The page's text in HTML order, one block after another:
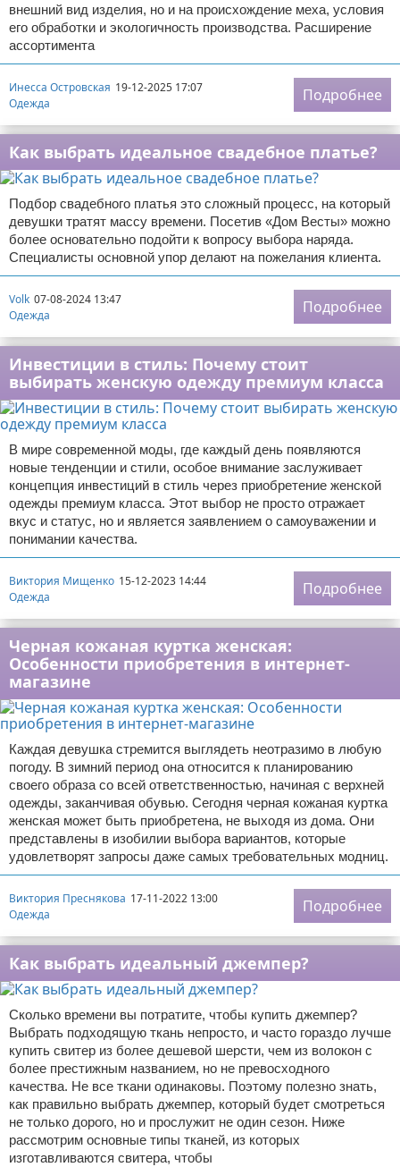
внешний вид изделия, но и на происхождение меха, условия
его обработки и экологичность производства. Расширение
ассортимента
Инесса Островская 19-12-2025 17:07
Одежда
Подробнее
Как выбрать идеальное свадебное платье?
Подбор свадебного платья это сложный процесс, на который
девушки тратят массу времени. Посетив «Дом Весты» можно
более основательно подойти к вопросу выбора наряда.
Специалисты основной упор делают на пожелания клиента.
Volk 07-08-2024 13:47
Одежда
Подробнее
Инвестиции в стиль: Почему стоит
выбирать женскую одежду премиум класса
В мире современной моды, где каждый день появляются
новые тенденции и стили, особое внимание заслуживает
концепция инвестиций в стиль через приобретение женской
одежды премиум класса. Этот выбор не просто отражает
вкус и статус, но и является заявлением о самоуважении и
понимании качества.
Виктория Мищенко 15-12-2023 14:44
Одежда
Подробнее
Черная кожаная куртка женская:
Особенности приобретения в интернет-
магазине
Каждая девушка стремится выглядеть неотразимо в любую
погоду. В зимний период она относится к планированию
своего образа со всей ответственностью, начиная с верхней
одежды, заканчивая обувью. Сегодня черная кожаная куртка
женская может быть приобретена, не выходя из дома. Они
представлены в изобилии выбора вариантов, которые
удовлетворят запросы даже самых требовательных модниц.
Виктория Преснякова 17-11-2022 13:00
Одежда
Подробнее
Как выбрать идеальный джемпер?
Сколько времени вы потратите, чтобы купить джемпер?
Выбрать подходящую ткань непросто, и часто гораздо лучше
купить свитер из более дешевой шерсти, чем из волокон с
более престижным названием, но не превосходного
качества. Не все ткани одинаковы. Поэтому полезно знать,
как правильно выбрать джемпер, который будет смотреться
не только дорого, но и прослужит не один сезон. Ниже
рассмотрим основные типы тканей, из которых
изготавливаются свитера, чтобы